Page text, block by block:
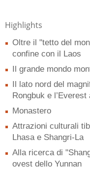
Highlights
Oltre il "tetto del
confine con il Laos
Il grande mondo
Il lato nord del
Rongbuk e l’Everest
Monastero
Attrazioni culturali
Lhasa e Shangri-La
Alla ricerca di
ovest dello Yunnan